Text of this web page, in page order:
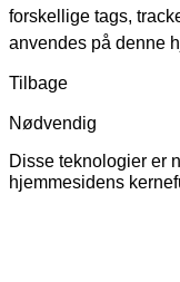
forskellige tags,
anvendes på denne
Tilbage
Nødvendig
Disse teknologier er
hjemmesidens